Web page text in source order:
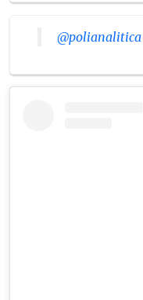
@polianalitica